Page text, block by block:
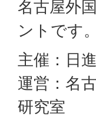
名古屋外
ントです。
主催：日
運営：名
研究室